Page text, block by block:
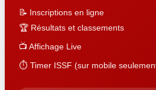
📝 Inscriptions en ligne
🏆 Résultats et classements
📺 Affichage Live
⏱️ Timer ISSF (sur mobile